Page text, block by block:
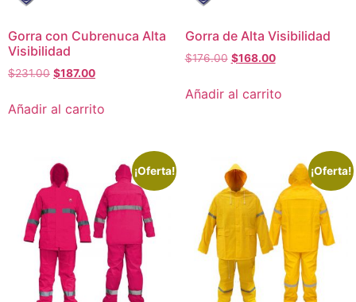
Gorra con Cubrenuca Alta
Visibilidad
$231.00 $187.00
Añadir al carrito
Gorra de Alta Visibilidad
$176.00 $168.00
Añadir al carrito
¡Oferta! ¡Oferta!